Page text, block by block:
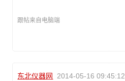
跟帖来自电脑端
东北仪器网 2014-05-16 09:45:12